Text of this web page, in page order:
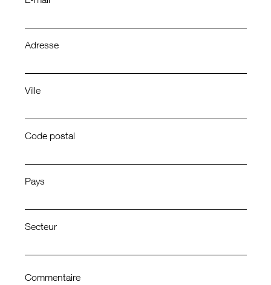
Adresse
Ville
Code postal
Pays
Secteur
Commentaire